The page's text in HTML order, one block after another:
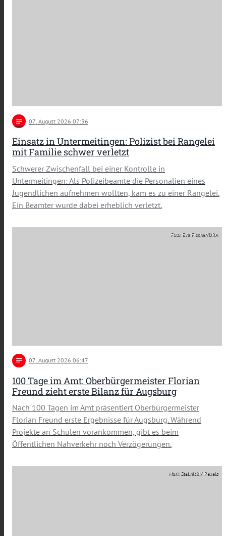
notes 07 . August 2026 07:36
Einsatz in Untermeitingen: Polizist bei Rangelei
mit Familie schwer verletzt
Schwerer Zwischenfall bei einer Kontrolle in
Untermeitingen: Als Polizeibeamte die Personalien eines
Jugendlichen aufnehmen wollten, kam es zu einer Rangelei.
Ein Beamter wurde dabei erheblich verletzt.
Foto: Eva Fischer/DRA
notes 07. August 2026 06:47
100 Tage im Amt: Oberbürgermeister Florian
Freund zieht erste Bilanz für Augsburg
Nach 100 Tagen im Amt präsentiert Oberbürgermeister
Florian Freund erste Ergebnisse für Augsburg. Während
Projekte an Schulen vorankommen, gibt es beim
Öffentlichen Nahverkehr noch Verzögerungen.
Mark Stebnickl/ Pexels